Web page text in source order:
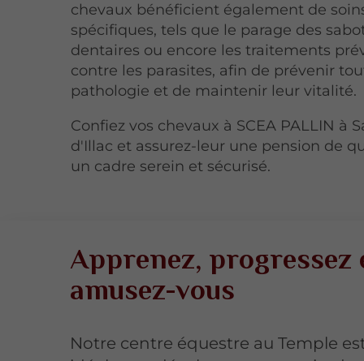
chevaux bénéficient également de
spécifiques, tels que le parage des
dentaires ou encore les traitements
contre les parasites, afin de prévenir
pathologie et de maintenir leur vitalité.
Confiez vos chevaux à SCEA PALLIN à
d'Illac et assurez-leur une pension de
un cadre serein et sécurisé.
Apprenez, progressez
amusez-vous
Notre centre équestre au Temple